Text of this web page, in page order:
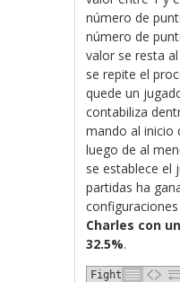
número de
número de
valor se resta
se repite el
quede un
contabiliza
mando al inicio
luego de al
se establece el
partidas ha
Charles con
32.5%.
Fight